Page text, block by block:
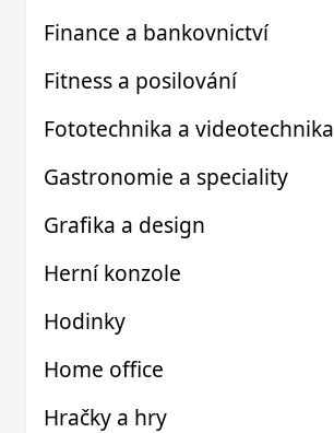
Finance a bankovnictví
Fitness a posilování
Fototechnika a videotechnika
Gastronomie a speciality
Grafika a design
Herní konzole
Hodinky
Home office
Hračky a hry